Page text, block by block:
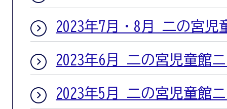
2023年7月・8月 二の宮児
2023年6月 二の宮児童館
2023年5月 二の宮児童館